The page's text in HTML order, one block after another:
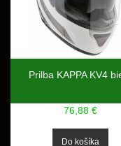
Prilba KAPPA KV4
76,88 €